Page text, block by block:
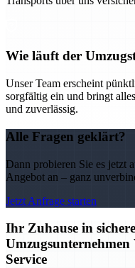
Wie läuft der
Unser Team erscheint
sorgfältig ein und bringt
und zuverlässig.
Alle Fragen geklärt?
Dann probieren Sie es jetzt
Angebot an – ganz
Jetzt Anfrage starten
Ihr Zuhause in
Service